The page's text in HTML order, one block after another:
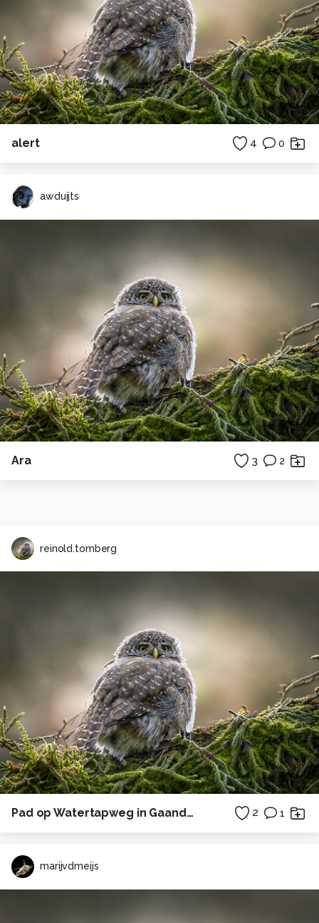
alert 4 0
awduijts
Ara 3 2
reinold.tomberg
Pad op Watertapweg in Gaanderen 2 1
marijvdmeijs